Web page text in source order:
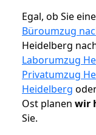
Egal, ob Sie
Büroumzug
Heidelberg
Laborumzug
Privatumzug
Heidelberg
Ost planen wir
Sie.